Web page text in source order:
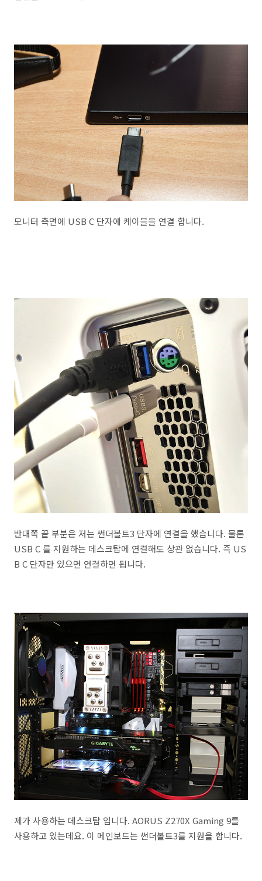
모니터 측면에 USB C 단자에 케이블을 연결 합니다.
반대쪽 끝 부분은 저는 썬더볼트3 단자에 연결을 했습니다. 물론
USB C 를 지원하는 데스크탑에 연결해도 상관 없습니다. 즉 US
B C 단자만 있으면 연결하면 됩니다.
제가 사용하는 데스크탑 입니다. AORUS Z270X Gaming 9를
사용하고 있는데요. 이 메인보드는 썬더볼트3를 지원을 합니다.